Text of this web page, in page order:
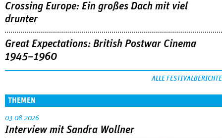
Crossing Europe: Ein großes Dach mit viel
drunter
Great Expectations: British Postwar Cinema
1945–1960
ALLE FESTIVALBERICHTE
THEMEN
03.08.2026
Interview mit Sandra Wollner